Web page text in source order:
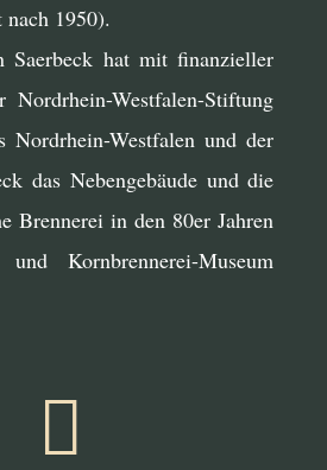
1950).
Saerbeck hat mit finanzieller
Nordrhein-Westfalen-Stiftung
Nordrhein-Westfalen und der
das Nebengebäude und die
Brennerei in den 80er Jahren
Kornbrennerei-Museum
